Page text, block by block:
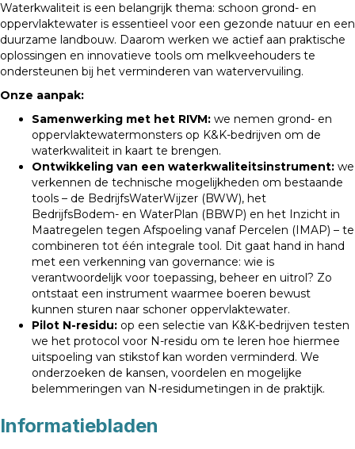
Waterkwaliteit is een belangrijk thema: schoon grond- en
oppervlaktewater is essentieel voor een gezonde natuur en een
duurzame landbouw. Daarom werken we actief aan praktische
oplossingen en innovatieve tools om melkveehouders te
ondersteunen bij het verminderen van watervervuiling.
Onze aanpak:
Samenwerking met het RIVM: we nemen grond- en
oppervlaktewatermonsters op K&K-bedrijven om de
waterkwaliteit in kaart te brengen.
Ontwikkeling van een waterkwaliteitsinstrument: we
verkennen de technische mogelijkheden om bestaande
tools – de BedrijfsWaterWijzer (BWW), het
BedrijfsBodem- en WaterPlan (BBWP) en het Inzicht in
Maatregelen tegen Afspoeling vanaf Percelen (IMAP) – te
combineren tot één integrale tool. Dit gaat hand in hand
met een verkenning van governance: wie is
verantwoordelijk voor toepassing, beheer en uitrol? Zo
ontstaat een instrument waarmee boeren bewust
kunnen sturen naar schoner oppervlaktewater.
Pilot N-residu: op een selectie van K&K-bedrijven testen
we het protocol voor N-residu om te leren hoe hiermee
uitspoeling van stikstof kan worden verminderd. We
onderzoeken de kansen, voordelen en mogelijke
belemmeringen van N-residumetingen in de praktijk.
Informatiebladen